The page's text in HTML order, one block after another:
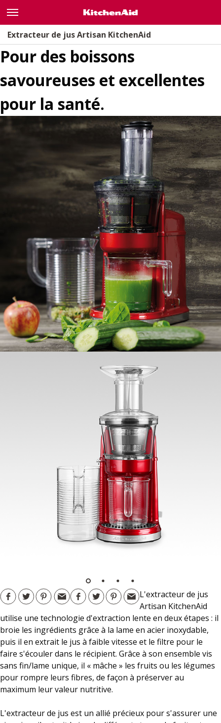
Extracteur de jus Artisan KitchenAid
OÙ ACHETER
Pour des boissons
savoureuses et excellentes
pour la santé.
L'extracteur de jus
Artisan KitchenAid
utilise une technologie d'extraction lente en deux étapes : il
broie les ingrédients grâce à la lame en acier inoxydable,
puis il en extrait le jus à faible vitesse et le filtre pour le
faire s'écouler dans le récipient. Grâce à son ensemble vis
sans fin/lame unique, il « mâche » les fruits ou les légumes
pour rompre leurs fibres, de façon à préserver au
maximum leur valeur nutritive.
L'extracteur de jus est un allié précieux pour s'assurer une